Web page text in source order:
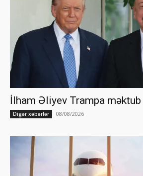
İlham Əliyev Trampa məktub
Digər xəbərlər 08/08/2026